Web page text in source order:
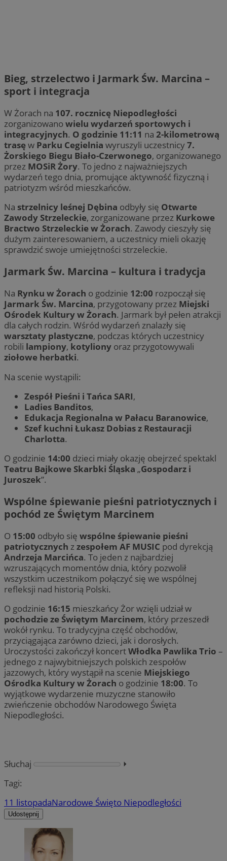
Bieg, strzelectwo i Jarmark Św. Marcina –
sport i integracja
W Żorach na 107. rocznicę Niepodległości
zorganizowanowielu wydarzeń sportowych i
integracyjnych. O godzinie 11:11 na 2-kilometrową
trasęw Parku Cegielnia wyruszyli uczestnicy7.
Żorskiego Biegu Biało-Czerwonego, organizowanego
przez MOSiR Żory. To jedno z najważniejszych
wydarzeń tego dnia, promujące aktywność fizyczną i
patriotyzm wśród mieszkańców.
Na strzelnicy leśnej Dębina odbyły się Otwarte
Zawody Strzeleckie, zorganizowane przez Kurkowe
Bractwo Strzeleckie w Żorach. Zawody cieszyły się
dużym zainteresowaniem, a uczestnicy mieli okazję
sprawdzić swoje umiejętności strzeleckie.
Jarmark Św. Marcina – kultura i tradycja
Na Rynku w Żorach o godzinie 12:00 rozpoczął się
Jarmark Św. Marcina, przygotowany przez Miejski
Ośrodek Kultury w Żorach. Jarmark był pełen atrakcji
dla całych rodzin. Wśród wydarzeń znalazły się
warsztaty plastyczne, podczas których uczestnicy
robili lampiony, kotyliony oraz przygotowywali
ziołowe herbatki.
Na scenie wystąpili:
Zespół Pieśni i Tańca SARI,
Ladies Banditos,
Edukacja Regionalna w Pałacu Baranowice,
Szef kuchni Łukasz Dobias z Restauracji
Charlotta.
O godzinie 14:00 dzieci miały okazję obejrzeć spektakl
Teatru Bajkowe Skarbki Śląska „Gospodarz i
Juroszek”.
Wspólne śpiewanie pieśni patriotycznych i
pochód ze Świętym Marcinem
O 15:00 odbyło się wspólne śpiewanie pieśni
patriotycznych zzespołem AF MUSIC pod dyrekcją
Andrzeja Marcińca. To jeden z najbardziej
wzruszających momentów dnia, który pozwolił
wszystkim uczestnikom połączyć się we wspólnej
refleksji nad historią Polski.
O godzinie 16:15 mieszkańcy Żor wzięli udział w
pochodzie ze Świętym Marcinem, który przeszedł
wokół rynku. To tradycyjna część obchodów,
przyciągająca zarówno dzieci, jak i dorosłych.
Uroczystości zakończył koncertWłodka Pawlika Trio –
jednego z najwybitniejszych polskich zespołów
jazzowych, który wystąpił na scenie Miejskiego
Ośrodka Kultury w Żorach o godzinie 18:00. To
wyjątkowe wydarzenie muzyczne stanowiło
zwieńczenie obchodów Narodowego Święta
Niepodległości.
Słuchaj
⏵︎
Tagi:
11 listopadaNarodowe Święto Niepodległości
Udostępnij